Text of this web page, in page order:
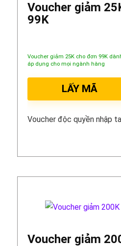
Voucher giảm
99K
Voucher giảm 25K cho đơn 99K
áp dụng cho mọi ngành hàng
LẤY MÃ
Voucher độc quyền nhập
Voucher giảm